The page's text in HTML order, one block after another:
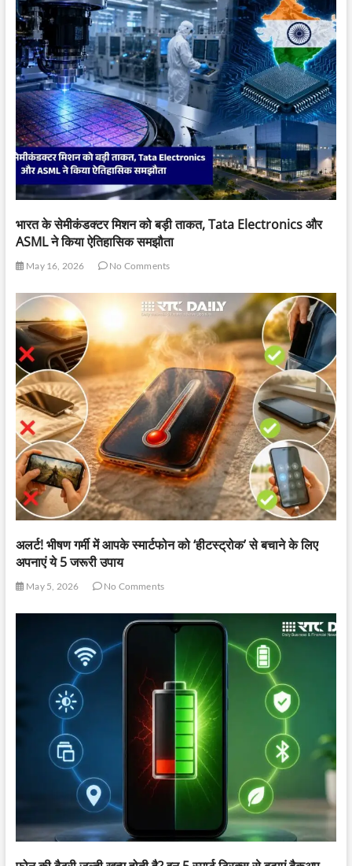
भारत के सेमीकंडक्टर मिशन को बड़ी ताकत, Tata Electronics और
ASML ने किया ऐतिहासिक समझौता
May 16, 2026 No Comments
अलर्ट! भीषण गर्मी में आपके स्मार्टफोन को ‘हीटस्ट्रोक’ से बचाने के लिए
अपनाएं ये 5 जरूरी उपाय
May 5, 2026 No Comments